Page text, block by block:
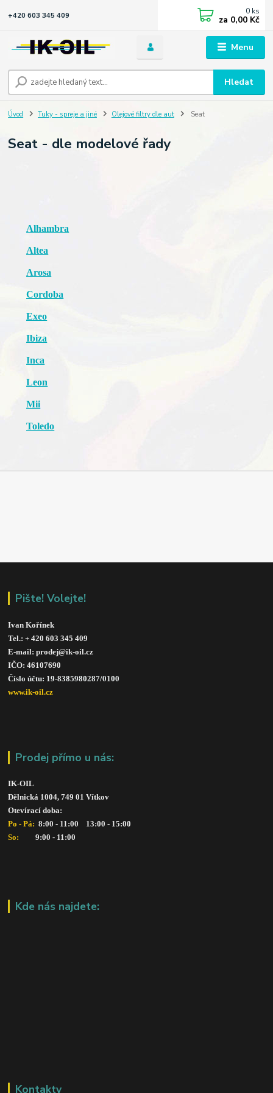
Menu
Hledat
+420 603 345 409 0 ks
za 0,00 Kč
Úvod Tuky - spreje a jiné Olejové filtry dle aut Seat
Seat - dle modelové řady
Alhambra
Altea
Arosa
Cordoba
Exeo
Ibiza
Inca
Leon
Mii
Toledo
Pište! Volejte!
Ivan Kořínek
Tel.: + 420 603 345 409
E-mail: prodej@ik-oil.cz
IČO: 46107690
Číslo účtu: 19-8385980287/0100
www.ik-oil.cz
Prodej přímo u nás:
IK-OIL
Dělnická 1004, 749 01 Vítkov
Otevírací doba:
Po - Pá: 8:00 - 11:00    13:00 - 15:00
So:
      9:00 - 11:00
Kde nás najdete:
Kontakty